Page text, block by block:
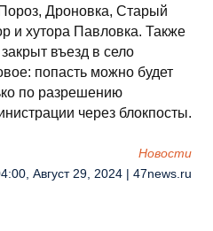
Дроновка, Старый
и хутора Павловка. Также
въезд в село
попасть можно будет
по разрешению
через блокпосты.
Новости
Август 29, 2024 | 47news.ru